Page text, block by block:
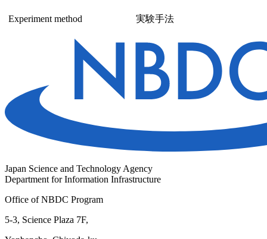
Experiment method 実験手法
Japan Science and Technology Agency
Department for Information Infrastructure
Office of NBDC Program
5-3, Science Plaza 7F,